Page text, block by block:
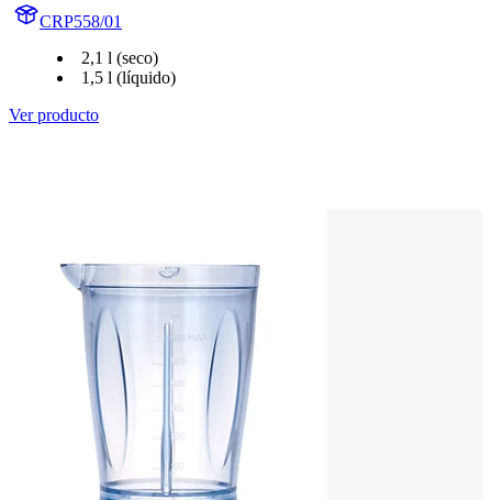
CRP558/01
2,1 l (seco)
1,5 l (líquido)
Ver producto